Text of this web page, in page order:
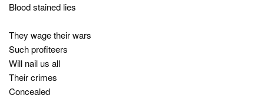
Blood stained lies
They wage their wars
Such profiteers
Will nail us all
Their crimes
Concealed